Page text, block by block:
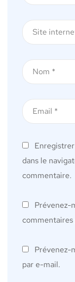
dans le
commentaire.
Prévenez-
Prévenez-
par e-mail.